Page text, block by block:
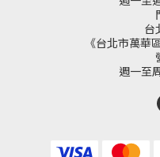
台
《台北市萬華
週一至